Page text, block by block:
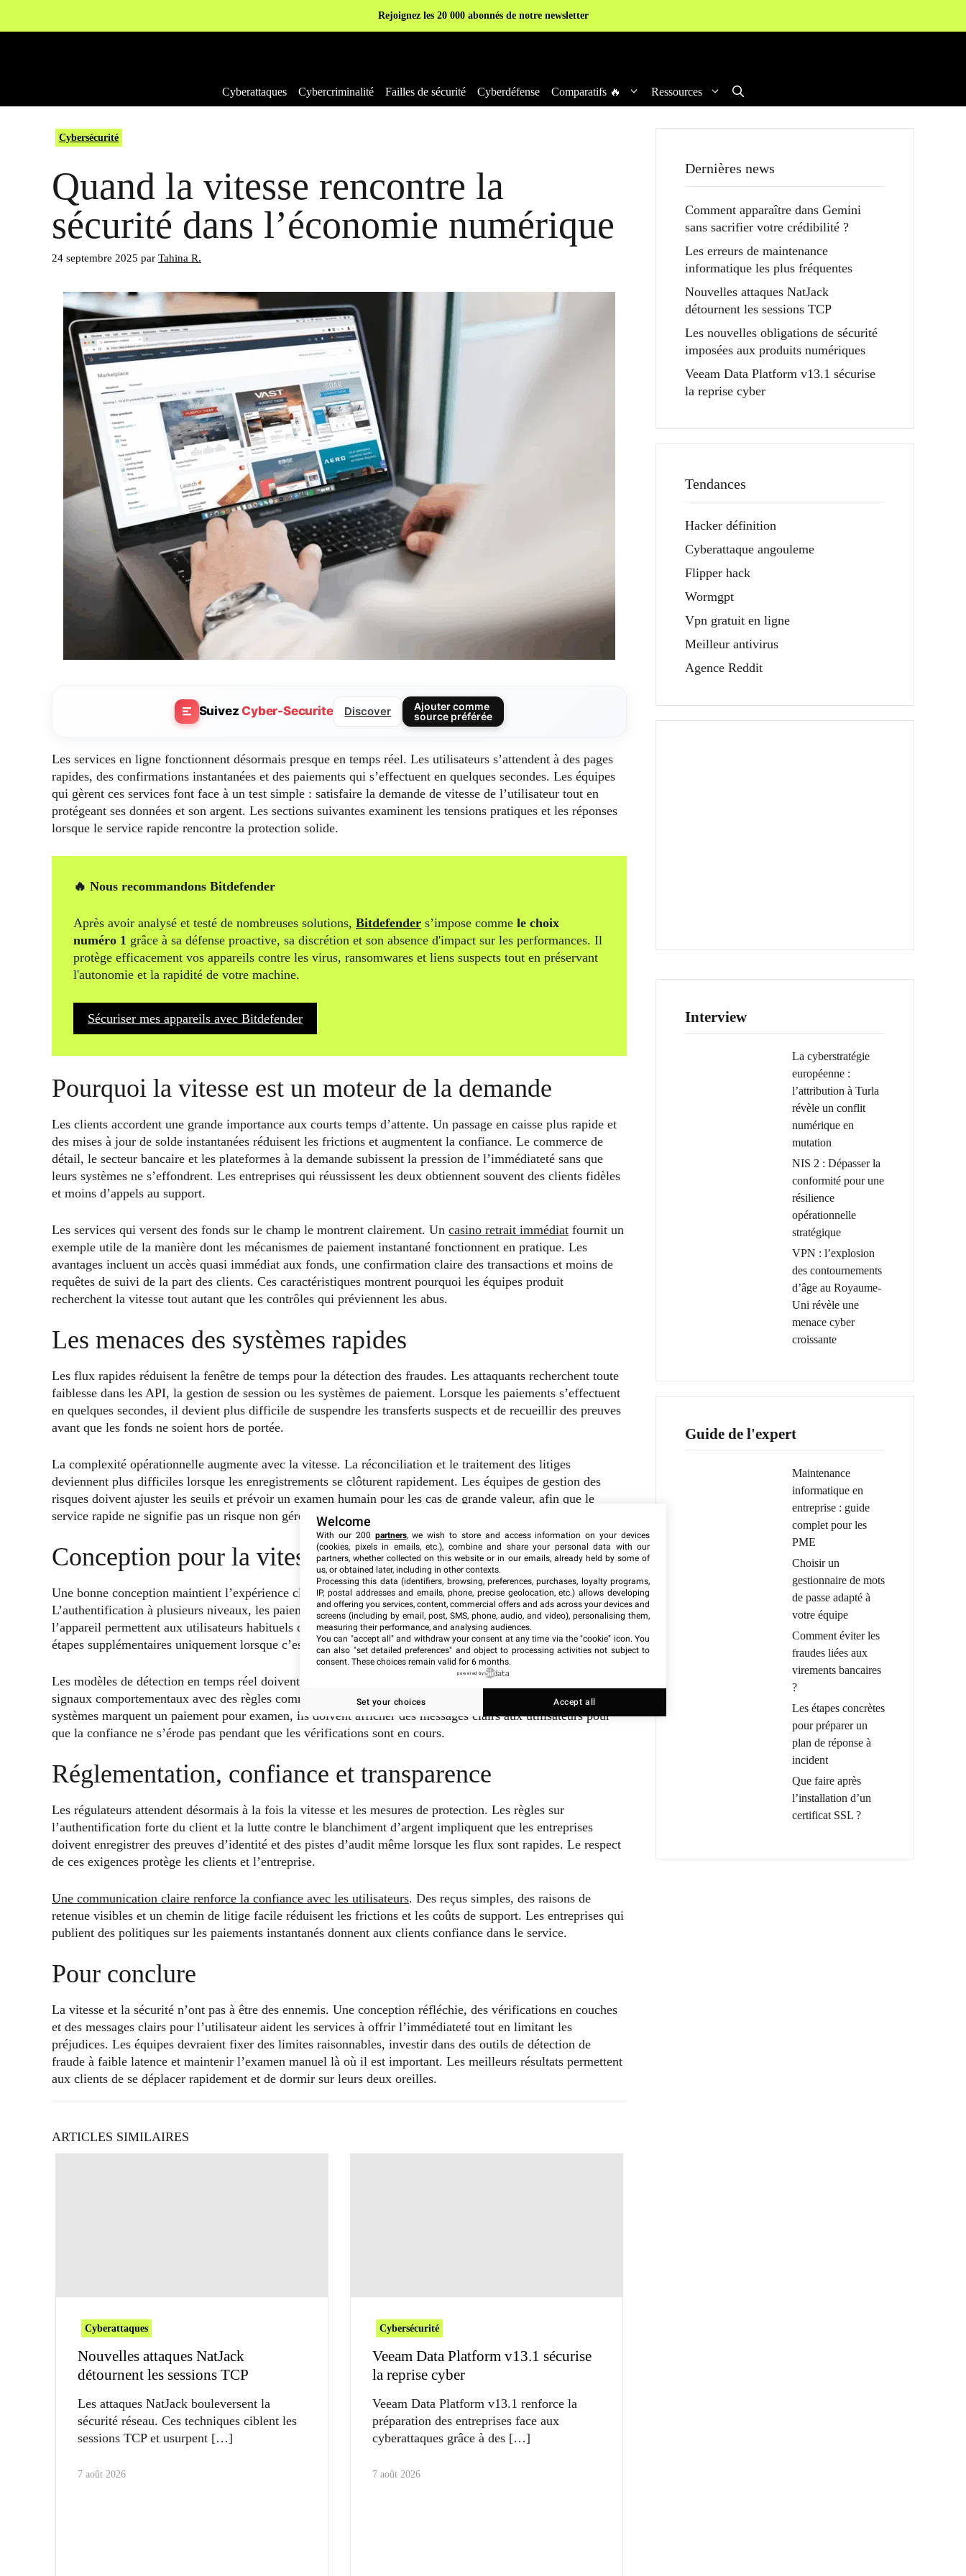
Rejoignez les 20 000 abonnés de notre newsletter
Cyberattaques Cybercriminalité Failles de sécurité Cyberdéfense Comparatifs 🔥 Ressources
Cybersécurité
Quand la vitesse rencontre la
sécurité dans l’économie numérique
24 septembre 2025 par Tahina R.
SuivezCyber-Securite Discover
Ajouter comme
source préférée
Les services en ligne fonctionnent désormais presque en temps réel. Les utilisateurs s’attendent à des pages
rapides, des confirmations instantanées et des paiements qui s’effectuent en quelques secondes. Les équipes
qui gèrent ces services font face à un test simple : satisfaire la demande de vitesse de l’utilisateur tout en
protégeant ses données et son argent. Les sections suivantes examinent les tensions pratiques et les réponses
lorsque le service rapide rencontre la protection solide.
🔥 Nous recommandons Bitdefender
Après avoir analysé et testé de nombreuses solutions, Bitdefender s’impose comme le choix
numéro 1 grâce à sa défense proactive, sa discrétion et son absence d'impact sur les performances. Il
protège efficacement vos appareils contre les virus, ransomwares et liens suspects tout en préservant
l'autonomie et la rapidité de votre machine.
Sécuriser mes appareils avec Bitdefender
Pourquoi la vitesse est un moteur de la demande
Les clients accordent une grande importance aux courts temps d’attente. Un passage en caisse plus rapide et
des mises à jour de solde instantanées réduisent les frictions et augmentent la confiance. Le commerce de
détail, le secteur bancaire et les plateformes à la demande subissent la pression de l’immédiateté sans que
leurs systèmes ne s’effondrent. Les entreprises qui réussissent les deux obtiennent souvent des clients fidèles
et moins d’appels au support.
Les services qui versent des fonds sur le champ le montrent clairement. Un casino retrait immédiat fournit un
exemple utile de la manière dont les mécanismes de paiement instantané fonctionnent en pratique. Les
avantages incluent un accès quasi immédiat aux fonds, une confirmation claire des transactions et moins de
requêtes de suivi de la part des clients. Ces caractéristiques montrent pourquoi les équipes produit
recherchent la vitesse tout autant que les contrôles qui préviennent les abus.
Les menaces des systèmes rapides
Les flux rapides réduisent la fenêtre de temps pour la détection des fraudes. Les attaquants recherchent toute
faiblesse dans les API, la gestion de session ou les systèmes de paiement. Lorsque les paiements s’effectuent
en quelques secondes, il devient plus difficile de suspendre les transferts suspects et de recueillir des preuves
avant que les fonds ne soient hors de portée.
La complexité opérationnelle augmente avec la vitesse. La réconciliation et le traitement des litiges
deviennent plus difficiles lorsque les enregistrements se clôturent rapidement. Les équipes de gestion des
risques doivent ajuster les seuils et prévoir un examen humain pour les cas de grande valeur, afin que le
service rapide ne signifie pas un risque non géré.
Conception pour la vitesse et la sécurité
Une bonne conception maintient l’expérience client rapide tout en ajoutant des protections silencieuses.
L’authentification à plusieurs niveaux, les paiements tokenisés et les vérifications de la réputation de
l’appareil permettent aux utilisateurs habituels de passer rapidement. Lecomportement suspect
étapes supplémentaires uniquement lorsque c’est nécessaire, pour que la plupart des parcours restent fluides.
Les modèles de détection en temps réel doivent fonctionner avec une faible latence. La combinaison de
signaux comportementaux avec des règles commerciales simples aide à repérer les cas aberrants. Lorsque les
systèmes marquent un paiement pour examen, ils doivent afficher des messages clairs aux utilisateurs pour
que la confiance ne s’érode pas pendant que les vérifications sont en cours.
Réglementation, confiance et transparence
Les régulateurs attendent désormais à la fois la vitesse et les mesures de protection. Les règles sur
l’authentification forte du client et la lutte contre le blanchiment d’argent impliquent que les entreprises
doivent enregistrer des preuves d’identité et des pistes d’audit même lorsque les flux sont rapides. Le respect
de ces exigences protège les clients et l’entreprise.
Une communication claire renforce la confiance avec les utilisateurs. Des reçus simples, des raisons de
retenue visibles et un chemin de litige facile réduisent les frictions et les coûts de support. Les entreprises qui
publient des politiques sur les paiements instantanés donnent aux clients confiance dans le service.
Pour conclure
La vitesse et la sécurité n’ont pas à être des ennemis. Une conception réfléchie, des vérifications en couches
et des messages clairs pour l’utilisateur aident les services à offrir l’immédiateté tout en limitant les
préjudices. Les équipes devraient fixer des limites raisonnables, investir dans des outils de détection de
fraude à faible latence et maintenir l’examen manuel là où il est important. Les meilleurs résultats permettent
aux clients de se déplacer rapidement et de dormir sur leurs deux oreilles.
ARTICLES SIMILAIRES
Cyberattaques
Nouvelles attaques NatJack
détournent les sessions TCP
Les attaques NatJack bouleversent la
sécurité réseau. Ces techniques ciblent les
sessions TCP et usurpent
7 août 2026
Cybersécurité
Veeam Data Platform v13.1 sécurise
la reprise cyber
Veeam Data Platform v13.1 renforce la
préparation des entreprises face aux
cyberattaques grâce à des
7 août 2026
Dernières news
Comment apparaître dans Gemini
sans sacrifier votre crédibilité ?
Les erreurs de maintenance
informatique les plus fréquentes
Nouvelles attaques NatJack
détournent les sessions TCP
Les nouvelles obligations de sécurité
imposées aux produits numériques
Veeam Data Platform v13.1 sécurise
la reprise cyber
Tendances
Hacker définition
Cyberattaque angouleme
Flipper hack
Wormgpt
Vpn gratuit en ligne
Meilleur antivirus
Agence Reddit
Interview
La cyberstratégie
européenne :
l’attribution à Turla
révèle un conflit
numérique en
mutation
NIS 2 : Dépasser la
conformité pour une
résilience
opérationnelle
stratégique
VPN : l’explosion
des contournements
d’âge au Royaume-
Uni révèle une
menace cyber
croissante
Guide de l'expert
Maintenance
informatique en
entreprise : guide
complet pour les
PME
Choisir un
gestionnaire de mots
de passe adapté à
votre équipe
Comment éviter les
fraudes liées aux
virements bancaires
?
Les étapes concrètes
pour préparer un
plan de réponse à
incident
Que faire après
l’installation d’un
certificat SSL ?
Welcome
With our 200 partners, we wish to store and access information on your devices
(cookies, pixels in emails, etc.), combine and share your personal data with our
partners, whether collected on this website or in our emails, already held by some of
us, or obtained later, including in other contexts.
Processing this data (identifiers, browsing, preferences, purchases, loyalty programs,
IP, postal addresses and emails, phone, precise geolocation, etc.) allows developing
and offering you services, content, commercial offers and ads across your devices and
screens (including by email, post, SMS, phone, audio, and video), personalising them,
measuring their performance, and analysing audiences.
You can "accept all" and withdraw your consent at any time via the "cookie" icon. You
can also "set detailed preferences" and object to processing activities not subject to
consent. These choices remain valid for 6 months.
powered by
Set your choices Accept all